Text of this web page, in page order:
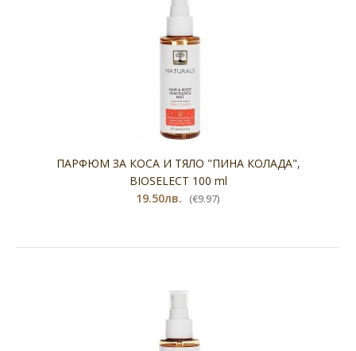
ПАРФЮМ ЗА КОСА И ТЯЛО "ПИНА КОЛАДА",
BIOSELECT 100 ml
19.50лв. (€9.97)